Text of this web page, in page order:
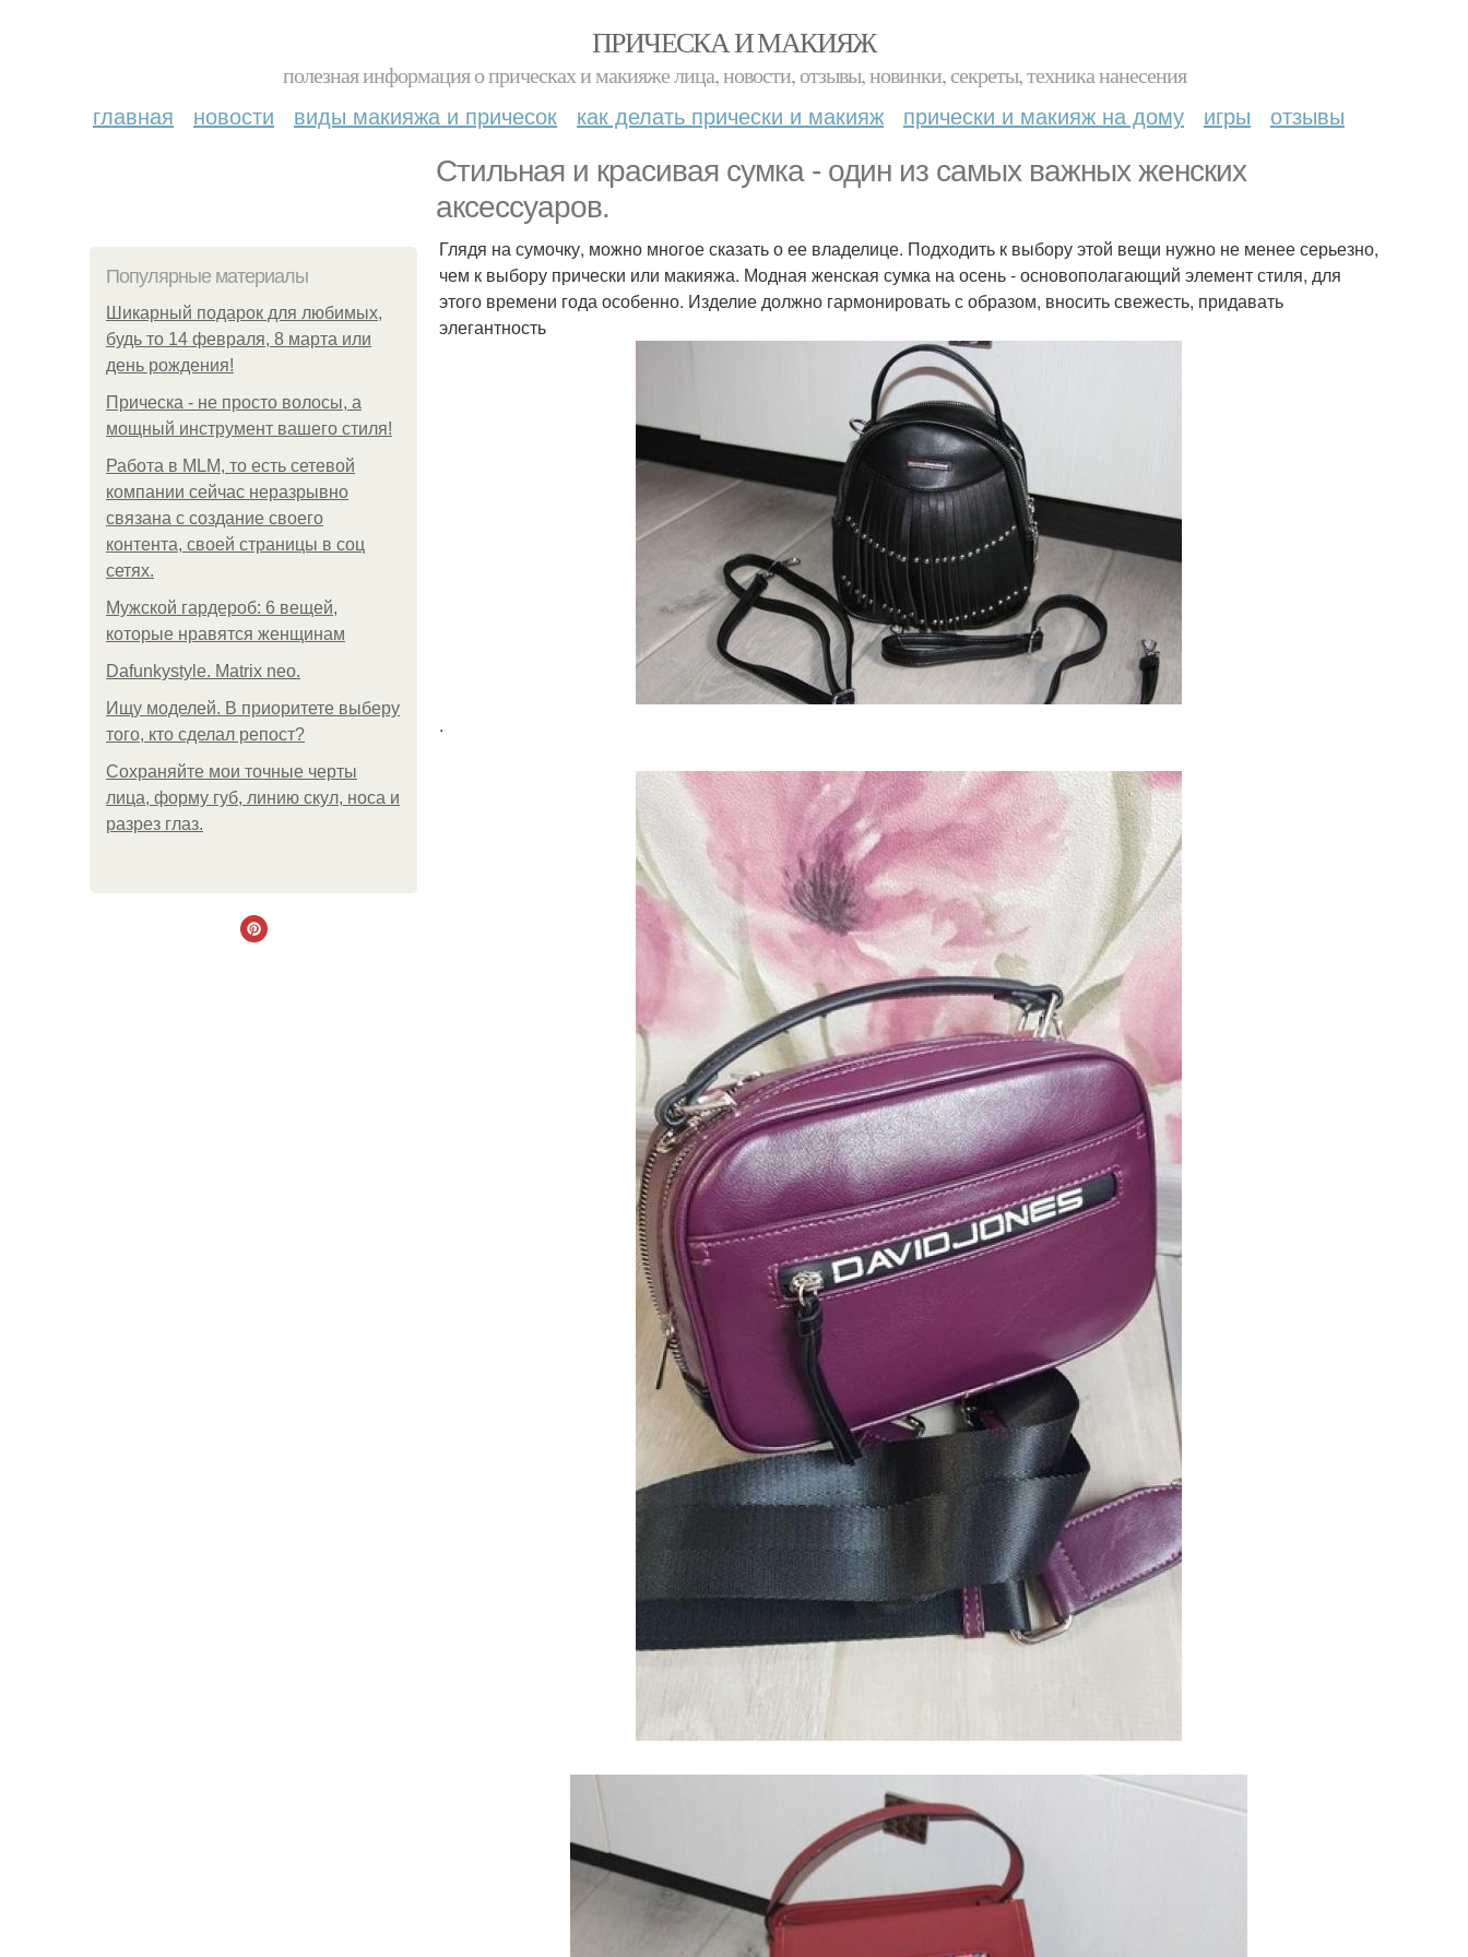
ПРИЧЕСКА И МАКИЯЖ
полезная информация о прическах и макияже лица, новости, отзывы, новинки, секреты, техника нанесения
главная новости виды макияжа и причесок как делать прически и макияж прически и макияж на дому игры отзывы
Стильная и красивая сумка - один из самых важных женских
аксессуаров.
Популярные материалы
Шикарный подарок для любимых,
будь то 14 февраля, 8 марта или
день рождения!
Прическа - не просто волосы, а
мощный инструмент вашего стиля!
Работа в MLM, то есть сетевой
компании сейчас неразрывно
связана с создание своего
контента, своей страницы в соц
сетях.
Мужской гардероб: 6 вещей,
которые нравятся женщинам
Dafunkystyle. Matrix neo.
Ищу моделей. В приоритете выберу
того, кто сделал репост?
Сохраняйте мои точные черты
лица, форму губ, линию скул, носа и
разрез глаз.
Глядя на сумочку, можно многое сказать о ее владелице. Подходить к выбору этой вещи нужно не менее серьезно,
чем к выбору прически или макияжа. Модная женская сумка на осень - основополагающий элемент стиля, для
этого времени года особенно. Изделие должно гармонировать с образом, вносить свежесть, придавать
элегантность
.